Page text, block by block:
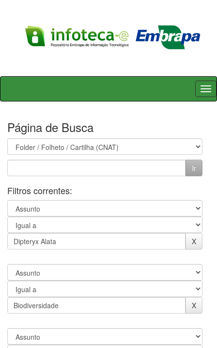
Skip
Página de Busca
Filtros correntes: